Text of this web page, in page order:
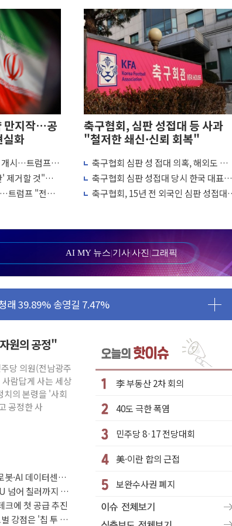
만지작…공
실화
개시…트럼프
' 제거할 것"…
습
트럼프 "전쟁
축구협회, 심판 성접대 등 사과
"철저한 쇄신·신뢰 회복"
축구협회 심판 성 접대 의혹, 해외도 관심
↑…감독 선임 과정 수사까지 외신 주목
축구협회 심판 성접대 당시 한국 대표팀
7경기 무패 행진
축구협회, 15년 전 외국인 심판 성접대
AI MY 뉴스|기사|사진 |그래픽
우 피해·통제구간 없어
45.42% vs 鄭 44.56%
정청래 42.08%
래 43.27% 송영길 11.63%
래 39.89% 송영길 7.47%
화
한 비 이어져
망
' 22개 과제 손본다
실종
발견
신경전 고조
속 국정"
원의 공정"
당 의원(전남광주
람답게 사는 세상
치의 본령을 '사회
공정한 사
·AI 데이터센터·
넘어 칠러까지 묶
에 첫 공급 추진
강점은 '칩 투 칠
李 부동산 2차 회의
40도 극한 폭염
민주당 8·17 전당대회
美·이란 합의 근접
보완수사권 폐지